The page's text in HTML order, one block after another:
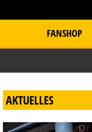
FANSHOP
AKTUELLES